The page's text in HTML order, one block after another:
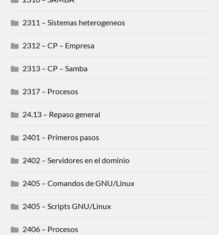
2311 – Sistemas heterogeneos
2312 – CP – Empresa
2313 – CP – Samba
2317 – Procesos
24.13 – Repaso general
2401 – Primeros pasos
2402 – Servidores en el dominio
2405 – Comandos de GNU/Linux
2405 – Scripts GNU/Linux
2406 – Procesos